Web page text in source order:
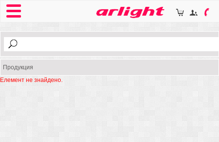
Продукция
Елемент не знайдено.